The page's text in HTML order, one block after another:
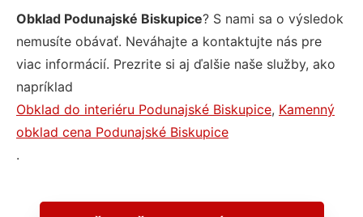
Obklad Podunajské Biskupice? S nami sa o výsledok
nemusíte obávať. Neváhajte a kontaktujte nás pre
viac informácií. Prezrite si aj ďalšie naše služby, ako
napríklad
Obklad do interiéru Podunajské Biskupice, Kamenný
obklad cena Podunajské Biskupice
.